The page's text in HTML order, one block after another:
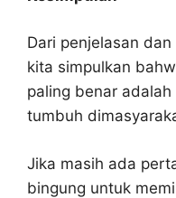
Dari penjelasan
kita simpulkan
paling benar
tumbuh
Jika masih ada
bingung untuk